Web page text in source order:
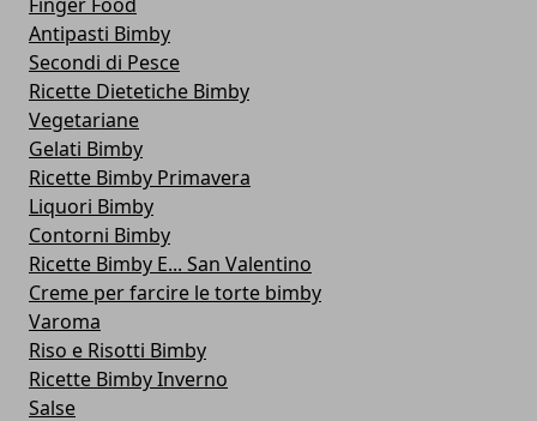
Antipasti Bimby
Secondi di Pesce
Ricette Dietetiche Bimby
Vegetariane
Gelati Bimby
Ricette Bimby Primavera
Liquori Bimby
Contorni Bimby
Ricette Bimby E... San Valentino
Creme per farcire le torte bimby
Varoma
Riso e Risotti Bimby
Ricette Bimby Inverno
Salse